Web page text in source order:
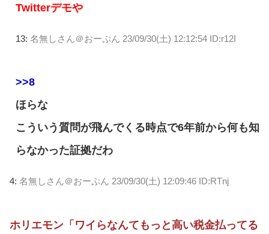
Twitterデモや
13: 名無しさん＠おーぷん 23/09/30(土) 12:12:54 ID:r12I
>>8
ほらな
こういう質問が飛んでくる時点で6年前から何も知
らなかった証拠だわ
4: 名無しさん＠おーぷん 23/09/30(土) 12:09:46 ID:RTnj
ホリエモン「ワイらなんてもっと高い税金払ってる